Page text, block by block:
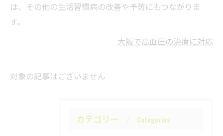
は、その他の生活習慣病の改善や予防にもつながりま
す。
大阪で高血圧の治療に対応
対象の記事はございません
カテゴリー Categories